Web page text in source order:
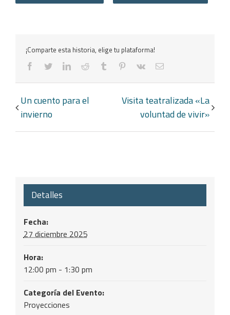
¡Comparte esta historia, elige tu plataforma!
facebooktwitterlinkedinreddit tumblr pinterest
vk
Correo
Navegación
del
Un cuento para el
invierno
Visita teatralizada «La
voluntad de vivir»
Detalles
Fecha:
27 diciembre 2025
Hora:
12:00 pm - 1:30 pm
Categoría del Evento:
Proyecciones